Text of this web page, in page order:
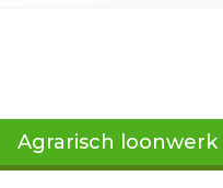
Agrarisch loonwerk